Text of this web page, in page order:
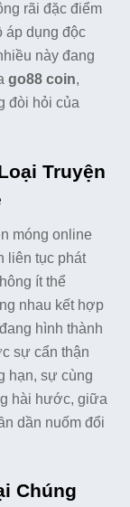
rãi đặc điểm
áp dụng độc
này đang
go88 coin,
đòi hỏi của
Truyện
móng online
liên tục phát
ít thể
nhau kết hợp
hình thành
sự cẩn thận
hạn, sự cùng
hài hước, giữa
dần nuốm đổi
Chúng